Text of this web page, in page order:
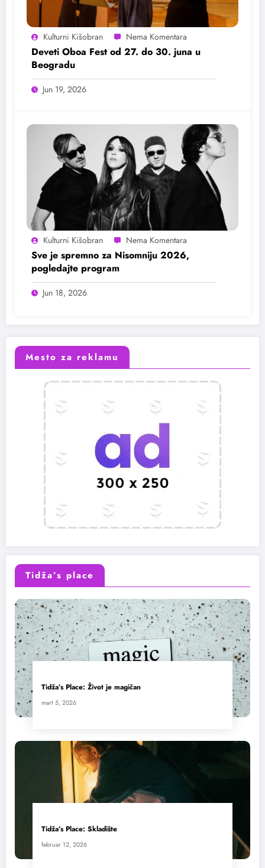
Kulturni Kišobran
Deveti Oboa Fest od 27. do 30. juna u
Beogradu
Jun 19, 2026
Kulturni Kišobran
Sve je spremno za Nisomniju 2026,
pogledajte program
Jun 18, 2026
Mesto za reklamu
Tidža’s place
Tidža’s Place: Život je magičan
mart 5, 2026
Tidža’s Place: Skladište
februar 12, 2026